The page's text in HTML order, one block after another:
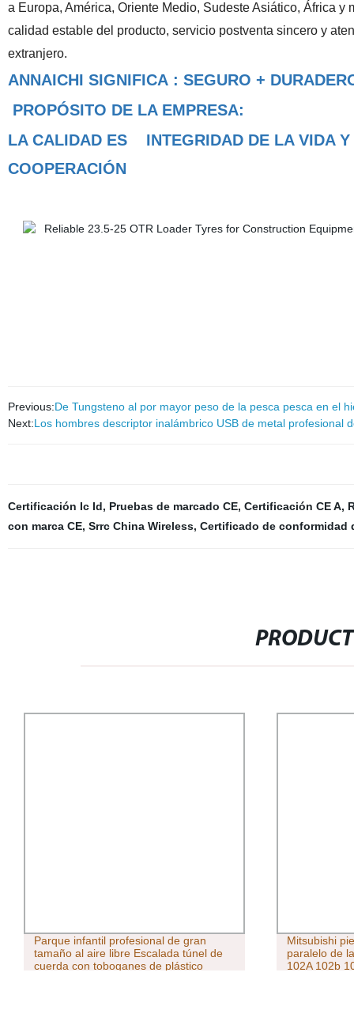
a Europa, América, Oriente Medio, Sudeste Asiático, África
calidad estable del producto, servicio postventa sincero y
extranjero.
ANNAICHI SIGNIFICA : SEGURO +
PROPÓSITO DE LA EMPRESA:
LA CALIDAD ES INTEGRIDAD DE LA VIDA
COOPERACIÓN
Previous:De Tungsteno al por mayor peso de la pesca pesca en el
Next:Los hombres descriptor inalámbrico USB de metal profesional
Certificación Ic Id, Pruebas de marcado CE, Certificación CE A,
con marca CE, Srrc China Wireless, Certificado de conformidad
Parque infantil profesional de gran
tamaño al aire libre Escalada túnel de
cuerda con toboganes de plástico
Mitsubishi
paralelo de
102A 102b